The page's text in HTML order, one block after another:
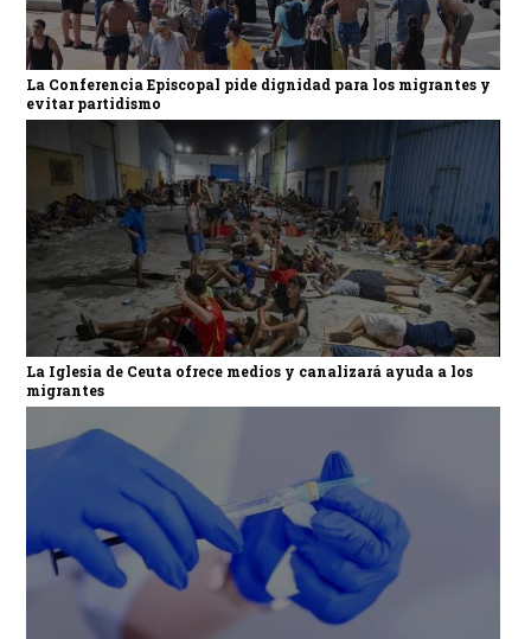
La Conferencia Episcopal pide dignidad para los migrantes y
evitar partidismo
La Iglesia de Ceuta ofrece medios y canalizará ayuda a los
migrantes